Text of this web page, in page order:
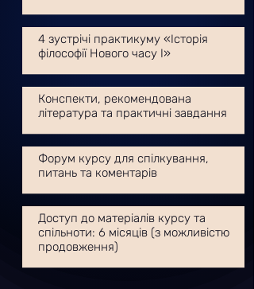
4 зустрічі практикуму «Історія
філософії Нового часу I»
Конспекти, рекомендована
література та практичні завдання
Форум курсу для спілкування,
питань та коментарів
Доступ до матеріалів курсу та
спільноти: 6 місяців (з можливістю
продовження)